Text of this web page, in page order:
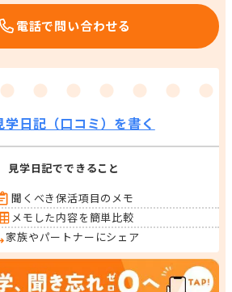
電話で問い合わせる
学日記（口コミ）を書く
見学日記でできること
聞くべき保活項目のメモ
メモした内容を簡単比較
家族やパートナーにシェア